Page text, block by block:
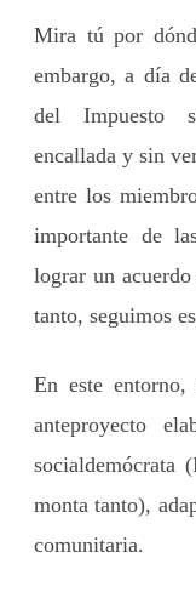
Mira tú por
embargo, a día
del Impuesto
encallada y sin
entre los
importante de
lograr un
tanto, seguimos
En este
anteproyecto
socialdemócrata
monta tanto),
comunitaria.